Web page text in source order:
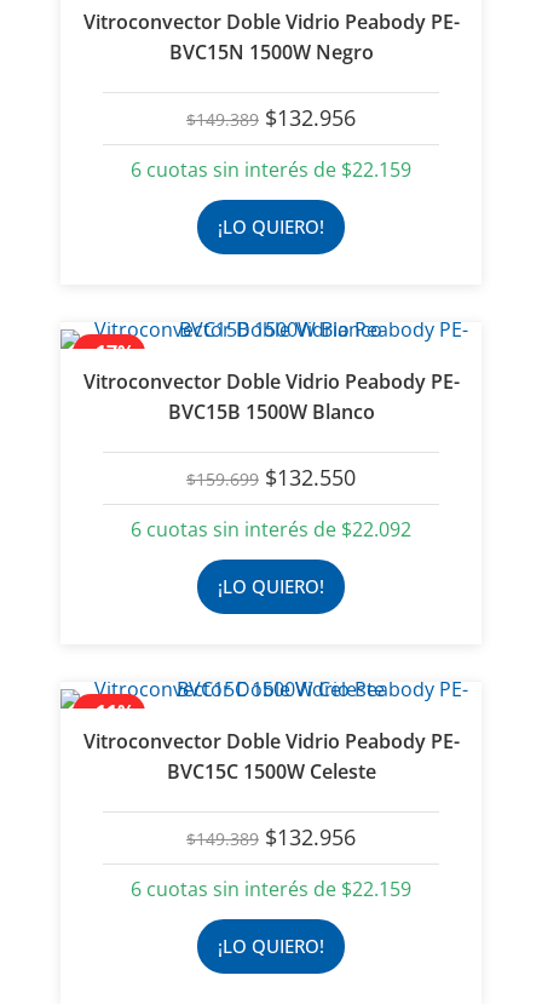
Vitroconvector Doble Vidrio Peabody PE-
BVC15N 1500W Negro
$149.389 El
precio
original
$149.389.
$132.956El
precio
actual
6 cuotas sin interés de $22.159
¡LO QUIERO!
- 17%
Vitroconvector Doble Vidrio Peabody PE-
BVC15B 1500W Blanco
$159.699 El
precio
original
$159.699.
$132.550El
precio
actual
6 cuotas sin interés de $22.092
¡LO QUIERO!
- 11%
Vitroconvector Doble Vidrio Peabody PE-
BVC15C 1500W Celeste
$149.389 El
precio
original
$149.389.
$132.956El
precio
actual
6 cuotas sin interés de $22.159
¡LO QUIERO!